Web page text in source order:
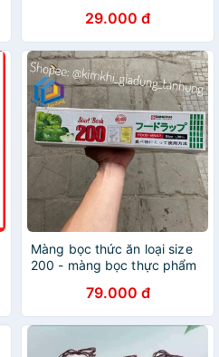
29.000 đ
Màng bọc thức ăn loại size
200 - màng bọc thực phẩm
79.000 đ